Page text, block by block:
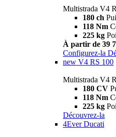
Multistrada V4
180 ch
118 Nm
225 kg
À partir de 39
Configurez-la
new V4 RS 100
Multistrada V4
180 CV
118 Nm
225 kg
Découvrez-la
4Ever Ducati